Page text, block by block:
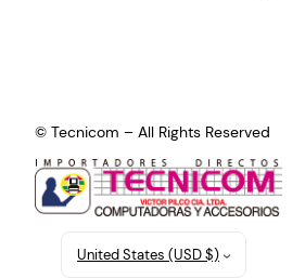
© Tecnicom – All Rights Reserved
United States (USD $)